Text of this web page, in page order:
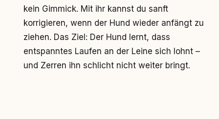
kein Gimmick. Mit ihr kannst du sanft
korrigieren, wenn der Hund wieder anfängt zu
ziehen. Das Ziel: Der Hund lernt, dass
entspanntes Laufen an der Leine sich lohnt –
und Zerren ihn schlicht nicht weiter bringt.